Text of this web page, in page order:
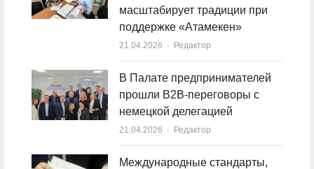
масштабирует традиции при
поддержке «Атамекен»
21.04.2026 Author
Редактор
В Палате предпринимателей
прошли B2B-переговоры с
немецкой делегацией
21.04.2026 Author
Редактор
Международные стандарты,